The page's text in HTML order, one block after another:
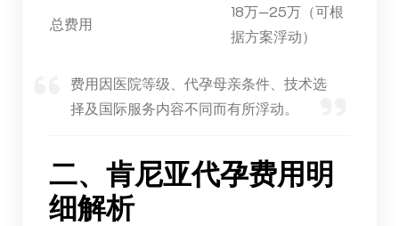
总费用
18万—25万（可根
据方案浮动）
费用因医院等级、代孕母亲条件、技术选
择及国际服务内容不同而有所浮动。
二、肯尼亚代孕费用明
细解析